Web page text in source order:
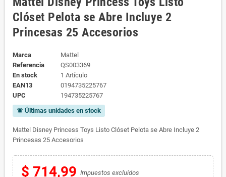
Clóset Pelota se Abre Incluye 2
Princesas 25 Accesorios
Marca
Mattel
Referencia
QS003369
En stock
1 Artículo
EAN13
0194735225767
UPC
194735225767
notifications_active Últimas unidades en stock
Mattel Disney Princess Toys Listo Clóset Pelota se Abre Incluye 2
Princesas 25 Accesorios
$ 714,99 Impuestos excluidos